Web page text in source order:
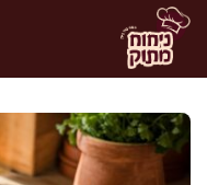
לדלג
לתוכן